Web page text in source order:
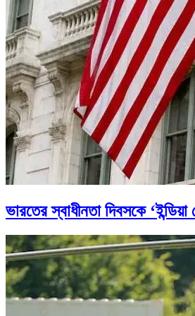
ভারতের স্বাধীনতা দিবসকে